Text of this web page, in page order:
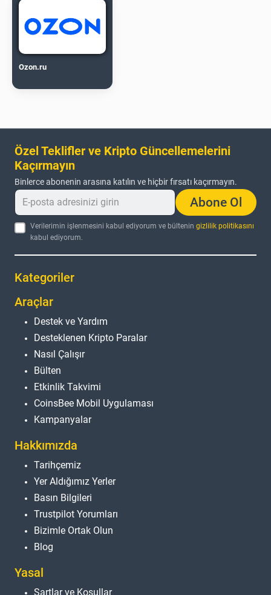
Ozon.ru
Özel Teklifler ve Kripto Güncellemelerini
Kaçırmayın
Binlerce abonenin arasına katılın ve hiçbir fırsatı kaçırmayın.
Abone Ol
Verilerimin işlenmesini kabul ediyorum ve bülteningizlilik politikasını
kabul ediyorum.
Kategoriler
Araçlar
Destek ve Yardım
Desteklenen Kripto Paralar
Nasıl Çalışır
Bülten
Etkinlik Takvimi
CoinsBee Mobil Uygulaması
Kampanyalar
Hakkımızda
Tarihçemiz
Yer Aldığımız Yerler
Basın Bilgileri
Trustpilot Yorumları
Bizimle Ortak Olun
Blog
Yasal
Şartlar ve Koşullar